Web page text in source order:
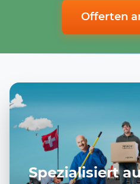
Offerten
Spezialisiert